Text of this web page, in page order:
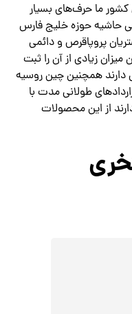
ما حرف‌های بسیار
حاشیه حوزه خلیج فارس
پروپاقرص و دائمی
میزان زیادی از آن را ثبت
همچنین چین روسیه
طولانی مدت با
از این محصولات